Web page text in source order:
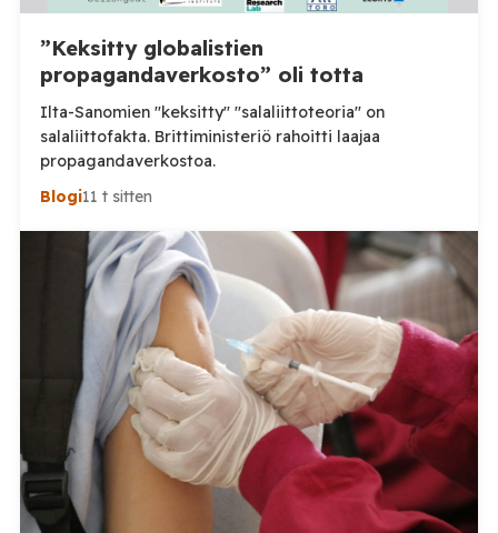
”Keksitty globalistien
propagandaverkosto” oli totta
Ilta-Sanomien "keksitty" "salaliittoteoria" on
salaliittofakta. Brittiministeriö rahoitti laajaa
propagandaverkostoa.
Blogi11 t sitten